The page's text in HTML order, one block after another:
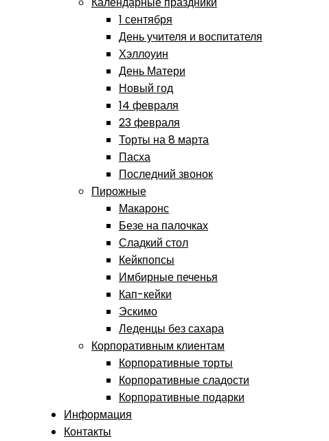
1 сентября
День учителя и воспитателя
Хэллоуин
День Матери
Новый год
14 февраля
23 февраля
Торты на 8 марта
Пасха
Последний звонок
Пирожные
Макаронс
Безе на палочках
Сладкий стол
Кейкпопсы
Имбирные печенья
Кап-кейки
Эскимо
Леденцы без сахара
Корпоративным клиентам
Корпоративные торты
Корпоративные сладости
Корпоративные подарки
Информация
Контакты